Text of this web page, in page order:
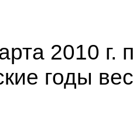
2010 г.
годы